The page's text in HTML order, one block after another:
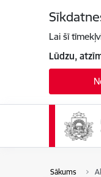
Lai šī
Lūdzu,
Sākums